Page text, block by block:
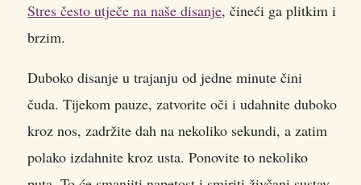
Stres često utječe na naše disanje, čineći ga plitkim i
brzim.
Duboko disanje u trajanju od jedne minute čini
čuda. Tijekom pauze, zatvorite oči i udahnite duboko
kroz nos, zadržite dah na nekoliko sekundi, a zatim
polako izdahnite kroz usta. Ponovite to nekoliko